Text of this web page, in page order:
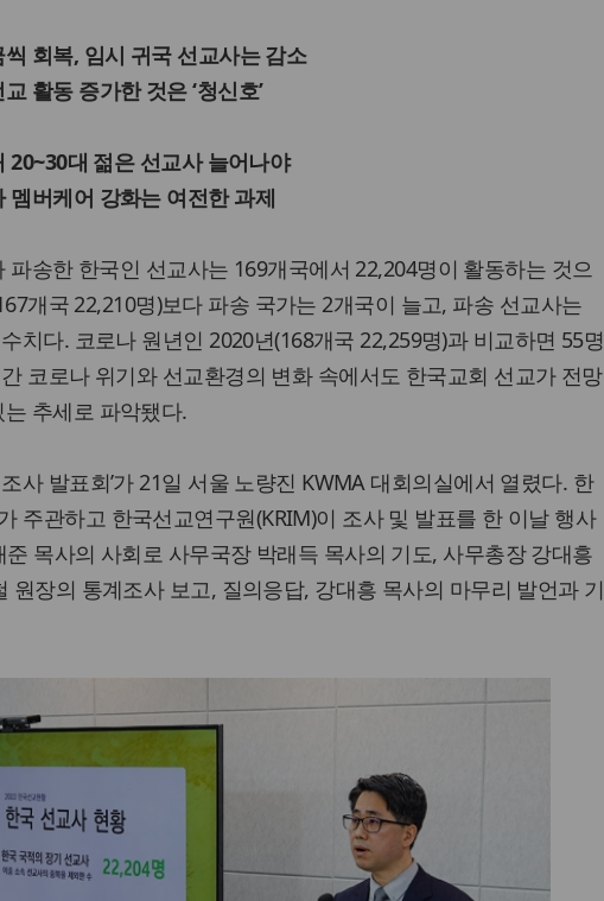
회복, 임시 귀국 선교사는 감소
활동 증가한 것은 ‘청신호’
20~30대 젊은 선교사 늘어나야
멤버케어 강화는 여전한 과제
파송한 한국인 선교사는 169개국에서 22,204명이 활동하는 것으
개국 22,210명)보다 파송 국가는 2개국이 늘고, 파송 선교사는
치다. 코로나 원년인 2020년(168개국 22,259명)과 비교하면 55명
코로나 위기와 선교환경의 변화 속에서도 한국교회 선교가 전망
추세로 파악됐다.
사 발표회’가 21일 서울 노량진 KWMA 대회의실에서 열렸다. 한
주관하고 한국선교연구원(KRIM)이 조사 및 발표를 한 이날 행사
목사의 사회로 사무국장 박래득 목사의 기도, 사무총장 강대흥
원장의 통계조사 보고, 질의응답, 강대흥 목사의 마무리 발언과 기